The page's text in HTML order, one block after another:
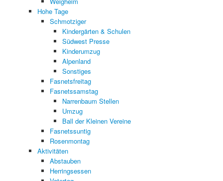
Hohe Tage
Schmotziger
Kindergärten & Schulen
Südwest Presse
Kinderumzug
Alpenland
Sonstiges
Fasnetsfreitag
Fasnetssamstag
Narrenbaum Stellen
Umzug
Ball der Kleinen Vereine
Fasnetssuntig
Rosenmontag
Aktivitäten
Abstauben
Herringsessen